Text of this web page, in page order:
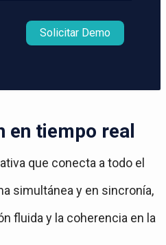
Solicitar Demo
en tiempo real
que conecta a todo el
simultánea y en sincronía,
fluida y la coherencia en la